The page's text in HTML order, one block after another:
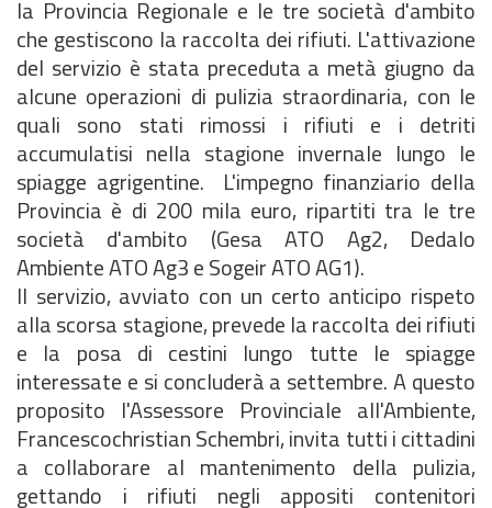
la Provincia Regionale e le tre società d'ambito
che gestiscono la raccolta dei rifiuti. L'attivazione
del servizio è stata preceduta a metà giugno da
alcune operazioni di pulizia straordinaria, con le
quali sono stati rimossi i rifiuti e i detriti
accumulatisi nella stagione invernale lungo le
spiagge agrigentine. L'impegno finanziario della
Provincia è di 200 mila euro, ripartiti tra le tre
società d'ambito (Gesa ATO Ag2, Dedalo
Ambiente ATO Ag3 e Sogeir ATO AG1).
Il servizio, avviato con un certo anticipo rispeto
alla scorsa stagione, prevede la raccolta dei rifiuti
e la posa di cestini lungo tutte le spiagge
interessate e si concluderà a settembre. A questo
proposito l'Assessore Provinciale all'Ambiente,
Francescochristian Schembri, invita tutti i cittadini
a collaborare al mantenimento della pulizia,
gettando i rifiuti negli appositi contenitori